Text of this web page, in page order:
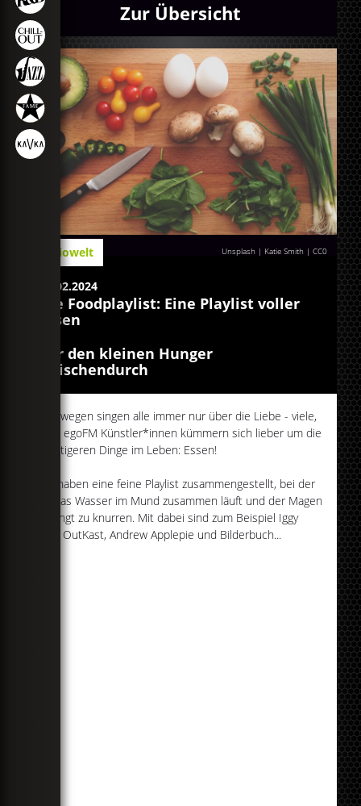
Zur Übersicht
Unsplash | Katie Smith |CC0
Radiowelt
26.02.2024
Die Foodplaylist: Eine Playlist voller
Essen
Für den kleinen Hunger
zwischendurch
Von wegen singen alle immer nur über die Liebe - viele,
viele egoFM Künstler*innen kümmern sich lieber um die
wichtigeren Dinge im Leben: Essen!
Wir haben eine feine Playlist zusammengestellt, bei der
dir das Wasser im Mund zusammen läuft und der Magen
anfängt zu knurren. Mit dabei sind zum Beispiel Iggy
Pop, OutKast, Andrew Applepie und Bilderbuch...